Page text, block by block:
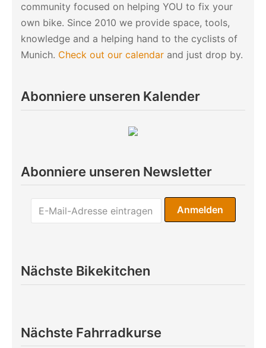
community focused on helping YOU to fix your
own bike. Since 2010 we provide space, tools,
knowledge and a helping hand to the cyclists of
Munich. Check out our calendar and just drop by.
Abonniere unseren Kalender
Abonniere unseren Newsletter
Nächste Bikekitchen
Nächste Fahrradkurse